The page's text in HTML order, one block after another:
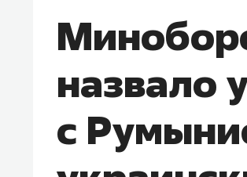
назвало
с